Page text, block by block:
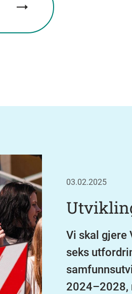
03.02.2025
Vi skal gjere
seks
2024–2028,